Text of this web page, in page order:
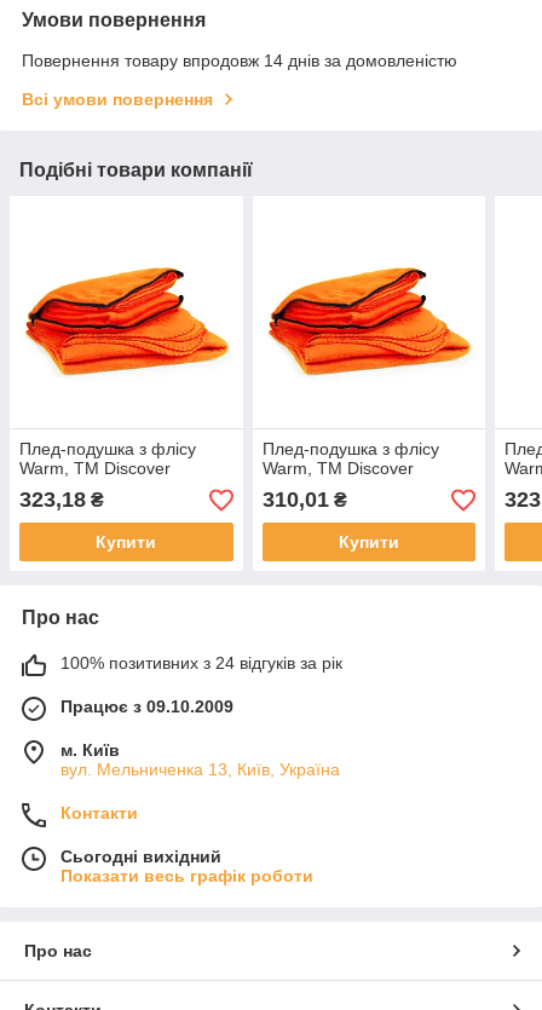
Умови повернення
Повернення товару впродовж 14 днів за домовленістю
Всі умови повернення
Подібні товари компанії
Плед-подушка з флісу
Warm, TM Discover
323,18 ₴
Купити
Плед-подушка з флісу
Warm, TM Discover
310,01₴
Купити
Про нас
100% позитивних з 24 відгуків за рік
Працює з 09.10.2009
м. Київ
вул. Мельниченка 13, Київ, Україна
Контакти
Сьогодні вихідний
Показати весь графік роботи
Про нас